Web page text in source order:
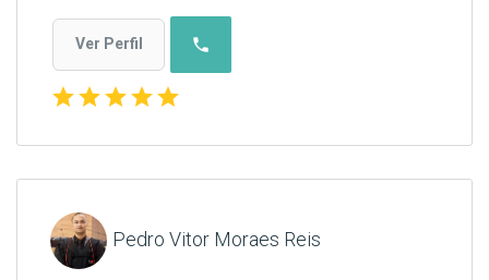
Ver Perfil phone
starstarstarstarstar
Pedro Vitor Moraes Reis